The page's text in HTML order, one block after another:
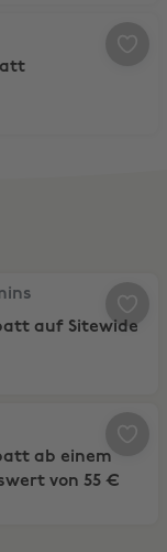
Rabatt
52% Rabatt auf
auf Sitewide
Rabatt ab einem
ab einem
von 55 €